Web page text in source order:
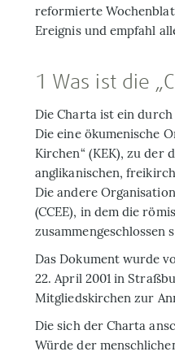
reformierte
Ereignis und empfahl
1 Was ist die
Die Charta ist ein
Die eine ökumenische
Kirchen“ (KEK), zu der
anglikanischen,
Die andere
(CCEE), in dem die
zusammengeschlossen
Das Dokument wurde
22. April 2001 in
Mitgliedskirchen zur
Die sich der Charta
Würde der